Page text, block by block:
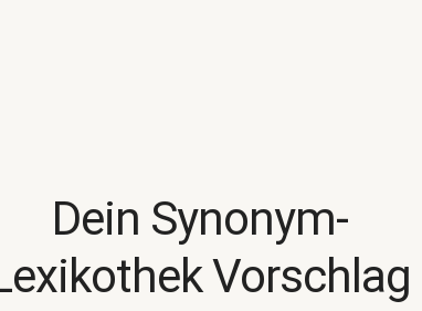
Dein Synonym-
Vorschlag